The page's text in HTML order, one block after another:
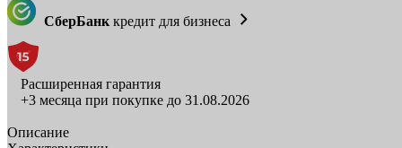
СберБанк кредит для бизнеса
Расширенная гарантия
+3 месяца при покупке до 31.08.2026
Описание